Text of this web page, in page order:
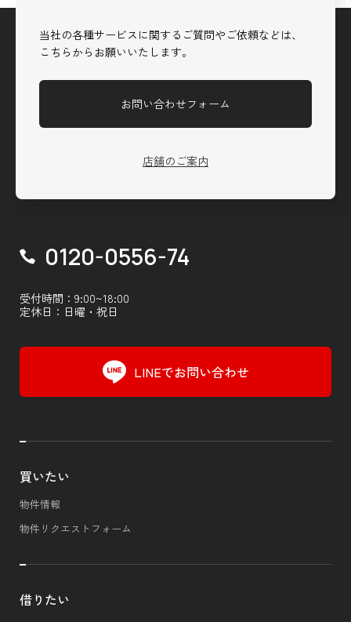
当社の各種サービスに関するご質問やご依頼などは、
こちらからお願いいたします。
お問い合わせフォーム
店舗のご案内
0120-0556-74
受付時間：9:00~18:00
定休日：日曜・祝日
LINEでお問い合わせ
買いたい
物件情報
物件リクエストフォーム
借りたい